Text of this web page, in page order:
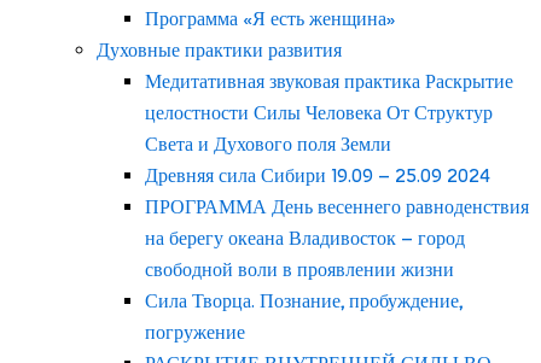
Программа «Я есть женщина»
Духовные практики развития
Медитативная звуковая практика Раскрытие
целостности Силы Человека От Структур
Света и Духового поля Земли
Древняя сила Сибири 19.09 – 25.09 2024
ПРОГРАММА День весеннего равноденствия
на берегу океана Владивосток – город
свободной воли в проявлении жизни
Сила Творца. Познание, пробуждение,
погружение